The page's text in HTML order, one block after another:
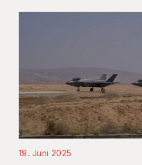
19. Juni 2025